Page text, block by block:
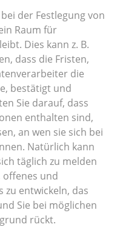
der Festlegung von
Raum für
Dies kann z. B.
dass die Fristen,
die
bestätigt und
Sie darauf, dass
enthalten sind,
an wen sie sich bei
Natürlich kann
täglich zu melden
und
zu entwickeln, das
Sie bei möglichen
rückt.